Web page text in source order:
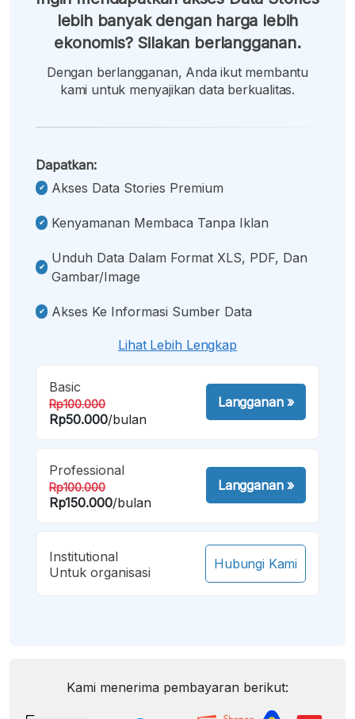
lebih banyak dengan harga lebih
ekonomis? Silakan berlangganan.
Dengan berlangganan, Anda ikut membantu
kami untuk menyajikan data berkualitas.
Dapatkan:
Akses Data Stories Premium
Kenyamanan Membaca Tanpa Iklan
Unduh Data Dalam Format XLS, PDF, Dan
Gambar/image
Akses Ke Informasi Sumber Data
Lihat Lebih Lengkap
Basic
Rp100.000
Rp50.000/bulan
Langganan»
Professional
Rp100.000
Rp150.000/bulan
Langganan»
Institutional
Untuk organisasi
Hubungi Kami
Kami menerima pembayaran berikut: